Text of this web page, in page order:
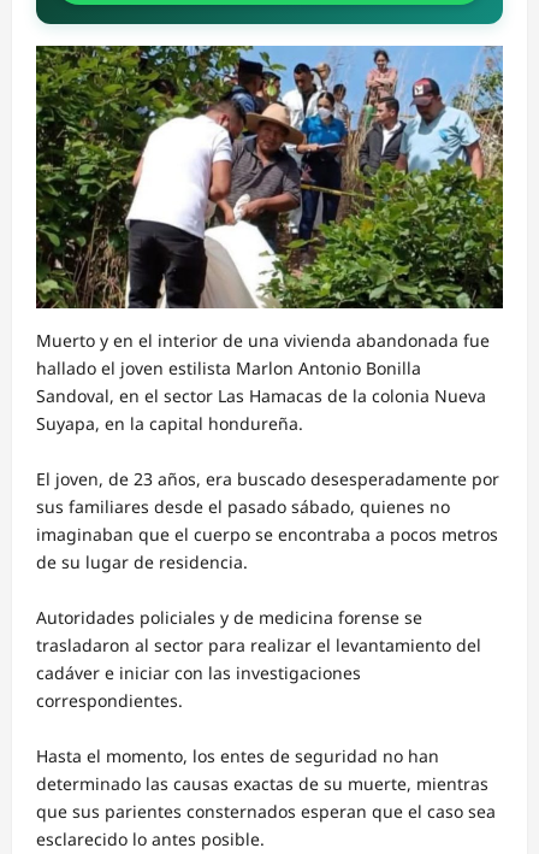
Muerto y en el interior de una vivienda abandonada fue
hallado el joven estilista Marlon Antonio Bonilla
Sandoval, en el sector Las Hamacas de la colonia Nueva
Suyapa, en la capital hondureña.
El joven, de 23 años, era buscado desesperadamente por
sus familiares desde el pasado sábado, quienes no
imaginaban que el cuerpo se encontraba a pocos metros
de su lugar de residencia.
Autoridades policiales y de medicina forense se
trasladaron al sector para realizar el levantamiento del
cadáver e iniciar con las investigaciones
correspondientes.
Hasta el momento, los entes de seguridad no han
determinado las causas exactas de su muerte, mientras
que sus parientes consternados esperan que el caso sea
esclarecido lo antes posible.